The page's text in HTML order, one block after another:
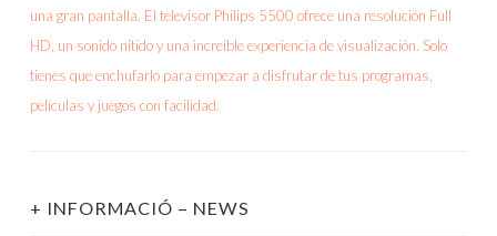
+ INFORMACIÓ – NEWS